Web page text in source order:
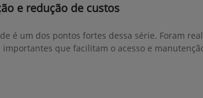
e redução de custos
é um dos pontos fortes dessa série. Foram
importantes que facilitam o acesso e